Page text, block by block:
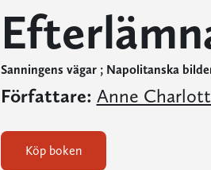
Sanningens vägar ; Napolitanska
Författare: Anne
Köp boken